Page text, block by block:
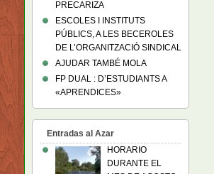
PRECARIZA
ESCOLES I INSTITUTS
PÚBLICS, A LES BECEROLES
DE L’ORGANITZACIÓ SINDICAL
AJUDAR TAMBÉ MOLA
FP DUAL : D’ESTUDIANTS A
«APRENDICES»
Entradas al Azar
HORARIO
DURANTE EL